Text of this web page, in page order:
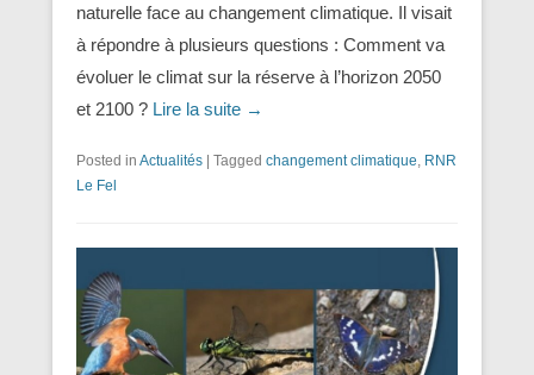
naturelle face au changement climatique. Il visait
à répondre à plusieurs questions : Comment va
évoluer le climat sur la réserve à l’horizon 2050
et 2100 ? Lire la suite →
Posted in Actualités | Tagged changement climatique RNR
Le Fel